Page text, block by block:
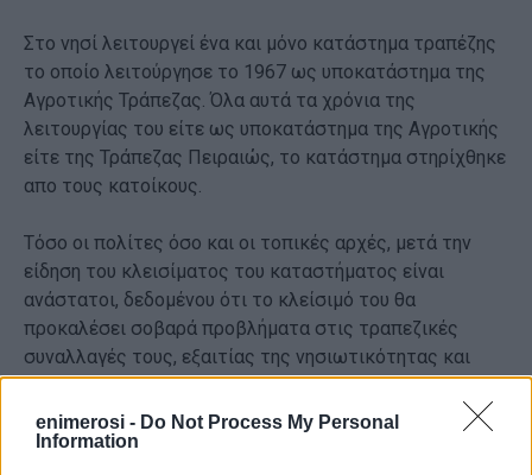
enimerosi - Do Not Process My Personal
Information
Στο νησί λειτουργεί ένα και μόνο κατάστημα τραπέζης
το οποίο λειτούργησε το 1967 ως υποκατάστημα της
Αγροτικής Τράπεζας. Όλα αυτά τα χρόνια της
λειτουργίας του είτε ως υποκατάστημα της Αγροτικής
είτε της Τράπεζας Πειραιώς, το κατάστημα στηρίχθηκε
απο τους κατοίκους.
Τόσο οι πολίτες όσο και οι τοπικές αρχές, μετά την
είδηση του κλεισίματος του καταστήματος είναι
ανάστατοι, δεδομένου ότι το κλείσιμό του θα
προκαλέσει σοβαρά προβλήματα στις τραπεζικές
συναλλαγές τους, εξαιτίας της νησιωτικότητας και
των συγκοινωνιακών δεδομένων αλλά και της
εξυπηρέτησης των κατοίκων του νησιού που σε μεγάλο
βαθμό πρόκειται για ανθρώπους προχωρημένης